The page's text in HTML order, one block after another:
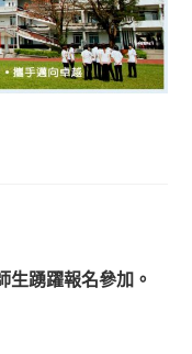
踴躍報名參加。